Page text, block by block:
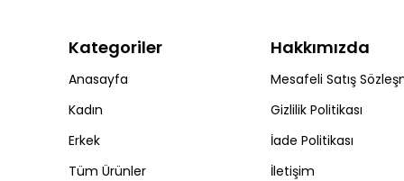
Kategoriler
Anasayfa
Kadın
Erkek
Tüm Ürünler
Hakkımızda
Mesafeli Satış
Gizlilik Politikası
İade Politikası
İletişim